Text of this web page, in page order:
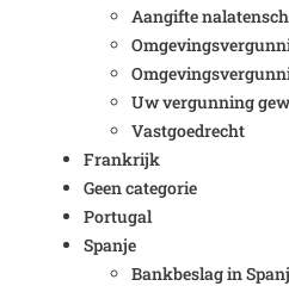
Aangifte
Uw vergunning
Vastgoedrecht
Frankrijk
Geen categorie
Portugal
Spanje
Bankbeslag in